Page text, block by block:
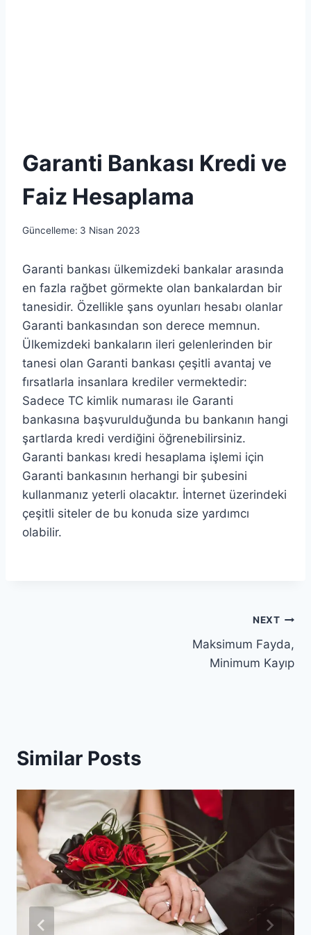
Garanti Bankası Kredi ve
Faiz Hesaplama
Güncelleme: 3 Nisan 2023
Garanti bankası ülkemizdeki bankalar arasında
en fazla rağbet görmekte olan bankalardan bir
tanesidir. Özellikle şans oyunları hesabı olanlar
Garanti bankasından son derece memnun.
Ülkemizdeki bankaların ileri gelenlerinden bir
tanesi olan Garanti bankası çeşitli avantaj ve
fırsatlarla insanlara krediler vermektedir:
Sadece TC kimlik numarası ile Garanti
bankasına başvurulduğunda bu bankanın hangi
şartlarda kredi verdiğini öğrenebilirsiniz.
Garanti bankası kredi hesaplama işlemi için
Garanti bankasının herhangi bir şubesini
kullanmanız yeterli olacaktır. İnternet üzerindeki
çeşitli siteler de bu konuda size yardımcı
olabilir.
NEXT
Maksimum Fayda,
Minimum Kayıp
Similar Posts